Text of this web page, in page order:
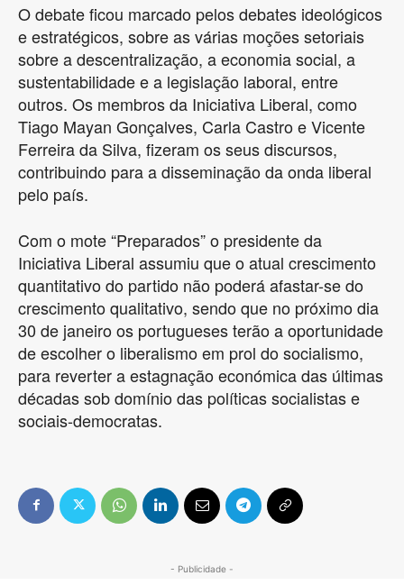
O debate ficou marcado pelos debates ideológicos
e estratégicos, sobre as várias moções setoriais
sobre a descentralização, a economia social, a
sustentabilidade e a legislação laboral, entre
outros. Os membros da Iniciativa Liberal, como
Tiago Mayan Gonçalves, Carla Castro e Vicente
Ferreira da Silva, fizeram os seus discursos,
contribuindo para a disseminação da onda liberal
pelo país.
Com o mote “Preparados” o presidente da
Iniciativa Liberal assumiu que o atual crescimento
quantitativo do partido não poderá afastar-se do
crescimento qualitativo, sendo que no próximo dia
30 de janeiro os portugueses terão a oportunidade
de escolher o liberalismo em prol do socialismo,
para reverter a estagnação económica das últimas
décadas sob domínio das políticas socialistas e
sociais-democratas.
- Publicidade -